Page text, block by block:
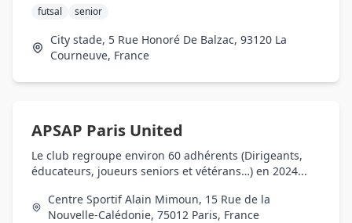
futsal senior
City stade, 5 Rue Honoré De Balzac, 93120 La
Courneuve, France
APSAP Paris United
Le club regroupe environ 60 adhérents (Dirigeants,
éducateurs, joueurs seniors et vétérans…) en 2024...
Centre Sportif Alain Mimoun, 15 Rue de la
Nouvelle-Calédonie, 75012 Paris, France